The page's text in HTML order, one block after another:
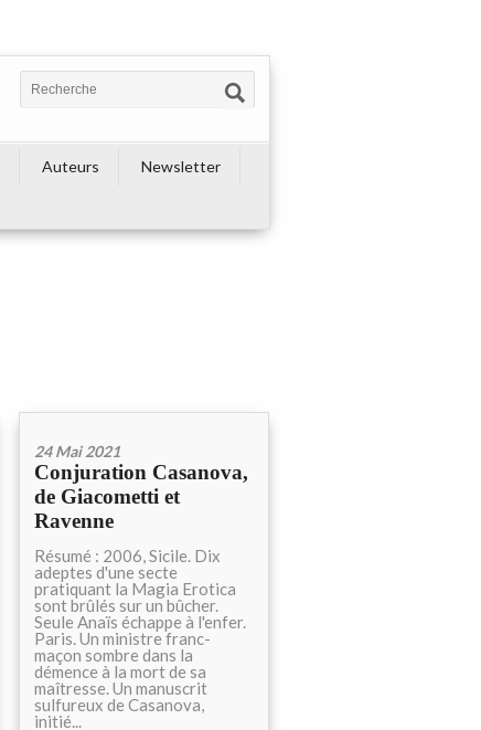
Auteurs
Newsletter
24 Mai 2021
Conjuration Casanova,
de Giacometti et
Ravenne
Résumé : 2006, Sicile. Dix
adeptes d'une secte
pratiquant la Magia Erotica
sont brûlés sur un bûcher.
Seule Anaïs échappe à l'enfer.
Paris. Un ministre franc-
maçon sombre dans la
démence à la mort de sa
maîtresse. Un manuscrit
sulfureux de Casanova,
initié...